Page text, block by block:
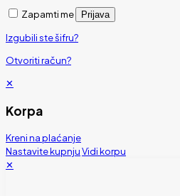
Zapamti me Prijava
Izgubili ste šifru?
Otvoriti račun?
✕
Korpa
Kreni na plaćanje
Nastavite kupnjuVidi korpu
✕